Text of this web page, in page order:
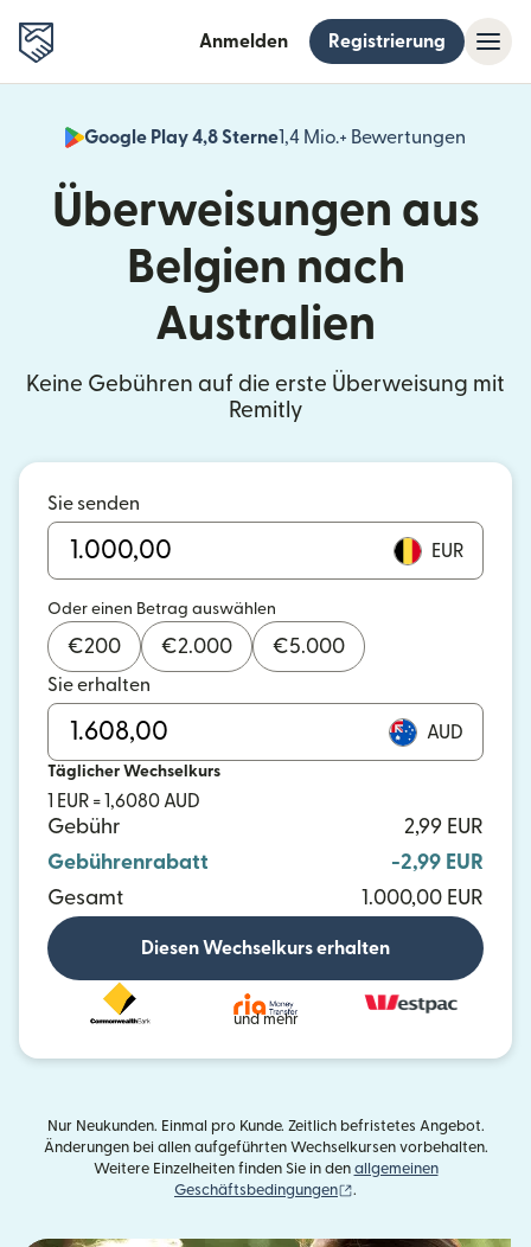
Anmelden Registrierung
Google Play 4,8 Sterne1,4 Mio.+ Bewertungen
Überweisungen aus
Belgien nach
Australien
Keine Gebühren auf die erste Überweisung mit
Remitly
Sie senden
EUR
Oder einen Betrag auswählen
€200 €2.000 €5.000
Sie erhalten
AUD
Täglicher Wechselkurs
1 EUR = 1,6080 AUD
Gebühr
2,99 EUR
Gebührenrabatt
-2,99 EUR
Gesamt
1.000,00 EUR
Diesen Wechselkurs erhalten
und mehr
Nur Neukunden. Einmal pro Kunde. Zeitlich befristetes Angebot.
Änderungen bei allen aufgeführten Wechselkursen vorbehalten.
Weitere Einzelheiten finden Sie in den allgemeinen
Geschäftsbedingungen
.